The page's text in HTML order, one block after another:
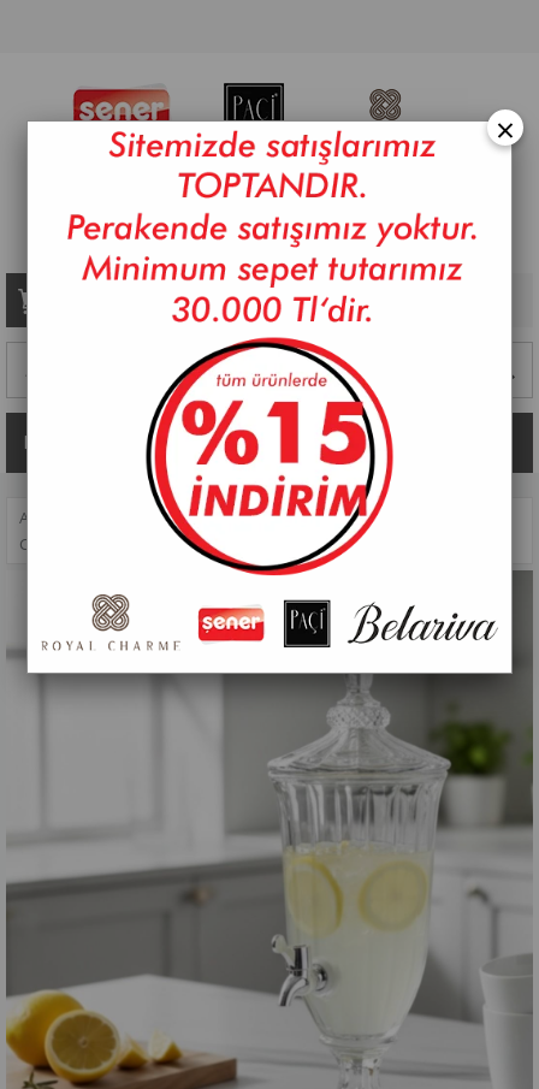
Sepetim 0 Ürün
ANASAYFA > SERVIS GEREÇLERI>
CAM ŞERBETLIK
PAÇİ-CRISTELLA 1800 ML CAM ŞERBETLİK
×